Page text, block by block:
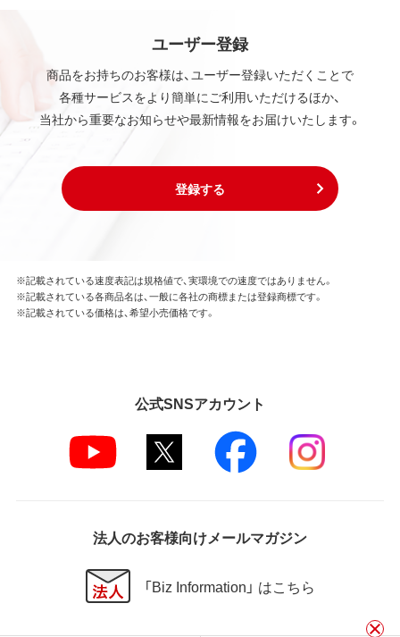
ユーザー登録
商品をお持ちのお客様は、ユーザー登録いただくことで
各種サービスをより簡単にご利用いただけるほか、
当社から重要なお知らせや最新情報をお届けいたします。
登録する
※記載されている速度表記は規格値で、実環境での速度ではありません。
※記載されている各商品名は、一般に各社の商標または登録商標です。
※記載されている価格は、希望小売価格です。
公式SNSアカウント
法人のお客様向けメールマガジン
「Biz Information」 はこちら